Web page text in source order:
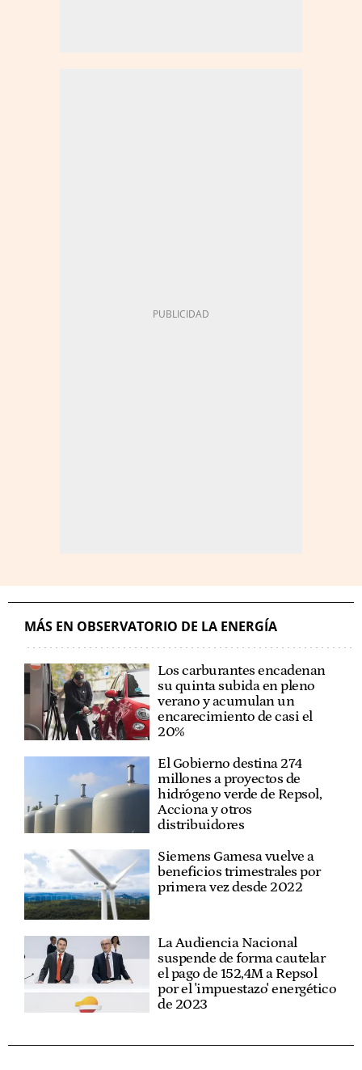
MÁS EN OBSERVATORIO DE LA ENERGÍA
Los carburantes encadenan
su quinta subida en pleno
verano y acumulan un
encarecimiento de casi el
20%
El Gobierno destina 274
millones a proyectos de
hidrógeno verde de Repsol,
Acciona y otros
distribuidores
Siemens Gamesa vuelve a
beneficios trimestrales por
primera vez desde 2022
La Audiencia Nacional
suspende de forma cautelar
el pago de 152,4M a Repsol
por el 'impuestazo' energético
de 2023